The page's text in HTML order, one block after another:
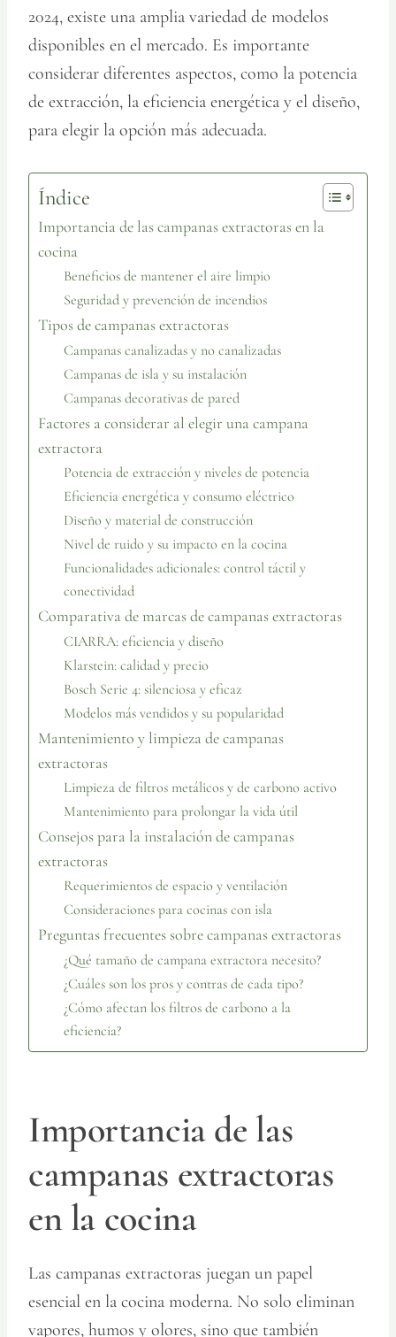
2024, existe una amplia variedad de modelos
disponibles en el mercado. Es importante
considerar diferentes aspectos, como la potencia
de extracción, la eficiencia energética y el diseño,
para elegir la opción más adecuada.
Índice
Importancia de las campanas extractoras en la
cocina
Beneficios de mantener el aire limpio
Seguridad y prevención de incendios
Tipos de campanas extractoras
Campanas canalizadas y no canalizadas
Campanas de isla y su instalación
Campanas decorativas de pared
Factores a considerar al elegir una campana
extractora
Potencia de extracción y niveles de potencia
Eficiencia energética y consumo eléctrico
Diseño y material de construcción
Nivel de ruido y su impacto en la cocina
Funcionalidades adicionales: control táctil y
conectividad
Comparativa de marcas de campanas extractoras
CIARRA: eficiencia y diseño
Klarstein: calidad y precio
Bosch Serie 4: silenciosa y eficaz
Modelos más vendidos y su popularidad
Mantenimiento y limpieza de campanas
extractoras
Limpieza de filtros metálicos y de carbono activo
Mantenimiento para prolongar la vida útil
Consejos para la instalación de campanas
extractoras
Requerimientos de espacio y ventilación
Consideraciones para cocinas con isla
Preguntas frecuentes sobre campanas extractoras
¿Qué tamaño de campana extractora necesito?
¿Cuáles son los pros y contras de cada tipo?
¿Cómo afectan los filtros de carbono a la
eficiencia?
Importancia de las
campanas extractoras
en la cocina
Las campanas extractoras juegan un papel
esencial en la cocina moderna. No solo eliminan
vapores, humos y olores, sino que también